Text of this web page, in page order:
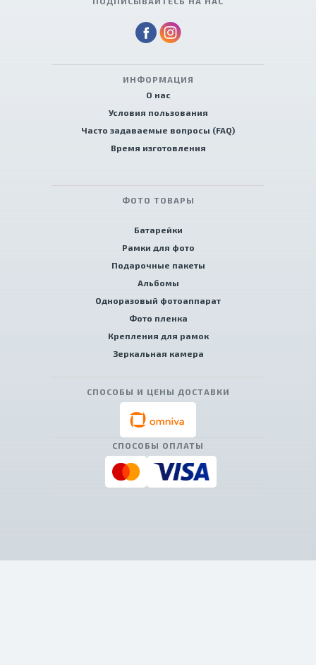
ИНФОРМАЦИЯ
О нас
Условия пользования
Часто задаваемые вопросы (FAQ)
Время изготовления
ФОТО ТОВАРЫ
Батарейки
Рамки для фото
Подарочные пакеты
Альбомы
Одноразовый фотоаппарат
Фото пленка
Крепления для рамок
Зеркальная камера
СПОСОБЫ И ЦЕНЫ ДОСТАВКИ
СПОСОБЫ ОПЛАТЫ